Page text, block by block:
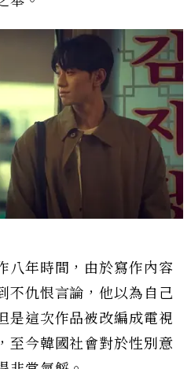
八年時間，由於寫作內容
不仇恨言論，他以為自己
是這次作品被改編成電視
至今韓國社會對於性別意